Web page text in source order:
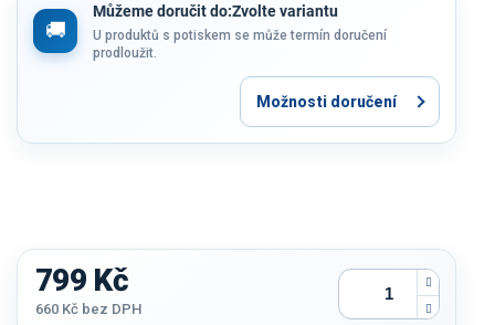
Můžeme doručit do:Zvolte variantu
U produktů s potiskem se může termín doručení
prodloužit.
Možnosti doručení
799 Kč
660 Kč bez DPH